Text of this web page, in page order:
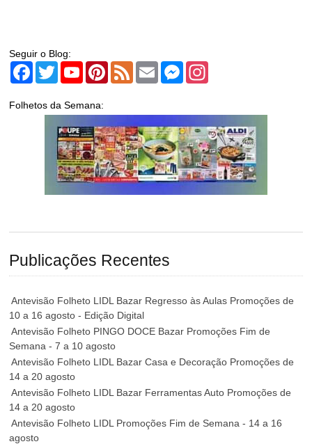
Seguir o Blog:
Facebook
TwitterYouTubePinterest
Feed Email Messenger
Folhetos da Semana:
Publicações Recentes
Antevisão Folheto LIDL Bazar Regresso às Aulas Promoções de
10 a 16 agosto - Edição Digital
Antevisão Folheto PINGO DOCE Bazar Promoções Fim de
Semana - 7 a 10 agosto
Antevisão Folheto LIDL Bazar Casa e Decoração Promoções de
14 a 20 agosto
Antevisão Folheto LIDL Bazar Ferramentas Auto Promoções de
14 a 20 agosto
Antevisão Folheto LIDL Promoções Fim de Semana - 14 a 16
agosto